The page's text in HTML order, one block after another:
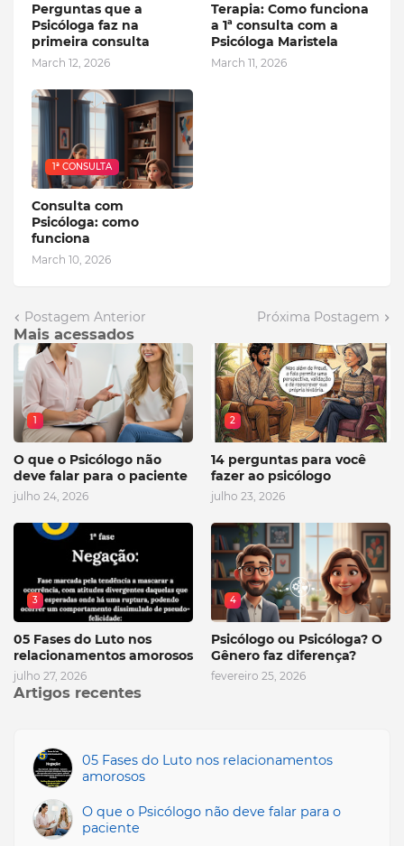
Perguntas que a
Psicóloga faz na
primeira consulta
March 12, 2026
Terapia: Como funciona
a 1ª consulta com a
Psicóloga Maristela
March 11, 2026
1ª CONSULTA
Consulta com
Psicóloga: como
funciona
March 10, 2026
Postagem Anterior Próxima Postagem
Mais acessados
1
O que o Psicólogo não
deve falar para o paciente
julho 24, 2026
2
14 perguntas para você
fazer ao psicólogo
julho 23, 2026
3
05 Fases do Luto nos
relacionamentos amorosos
julho 27, 2026
4
Psicólogo ou Psicóloga? O
Gênero faz diferença?
fevereiro 25, 2026
Artigos recentes
05 Fases do Luto nos relacionamentos
amorosos
O que o Psicólogo não deve falar para o
paciente